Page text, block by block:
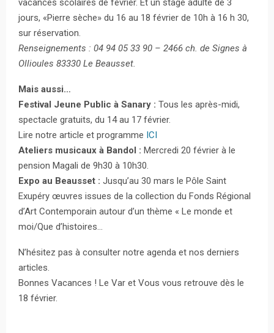
vacances scolaires de février. Et un stage adulte de 3
jours, «Pierre sèche» du 16 au 18 février de 10h à 16 h 30,
sur réservation.
Renseignements : 04 94 05 33 90 – 2466 ch. de Signes à
Ollioules 83330 Le Beausset.
Mais aussi…
Festival Jeune Public à Sanary : Tous les après-midi,
spectacle gratuits, du 14 au 17 février.
Lire notre article et programme ICI
Ateliers musicaux à Bandol : Mercredi 20 février à le
pension Magali de 9h30 à 10h30.
Expo au Beausset : Jusqu’au 30 mars le Pôle Saint
Exupéry œuvres issues de la collection du Fonds Régional
d’Art Contemporain autour d’un thème « Le monde et
moi/Que d’histoires…
N’hésitez pas à consulter notre agenda et nos derniers
articles.
Bonnes Vacances ! Le Var et Vous vous retrouve dès le
18 février.